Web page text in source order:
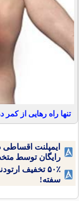
تنها راه رهایی از
ایمپلنت اقساطی
رایگان توسط
۵۰٪ تخفیف
سفته!